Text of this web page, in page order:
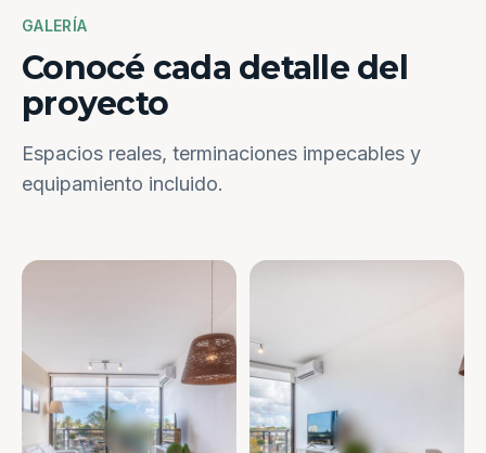
GALERÍA
Conocé cada detalle del
proyecto
Espacios reales, terminaciones impecables y
equipamiento incluido.